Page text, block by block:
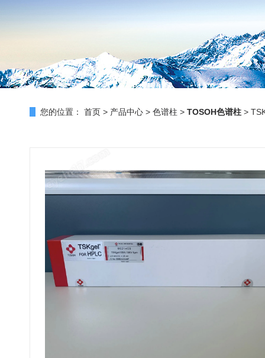
您的位置： 首页 > 产品中心 > 色谱柱 > TOSOH色谱柱 >